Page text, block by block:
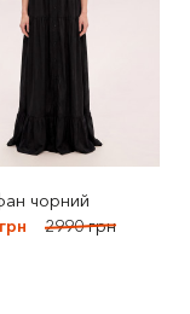
чорний
2990 грн